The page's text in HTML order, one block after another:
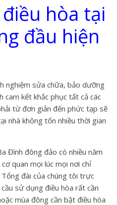
hòa tại
đầu hiện
nghiệm sửa chữa, bảo dưỡng
cam kết khắc phục tất cả các
từ đơn giản đến phức tạp sẽ
nhà không tốn nhiều thời gian
Đình đông đảo có nhiều năm
quan mọi lúc mọi nơi chỉ
đài của chúng tôi trực
sử dụng điều hòa rất cần
mùa đông cần bật điều hòa